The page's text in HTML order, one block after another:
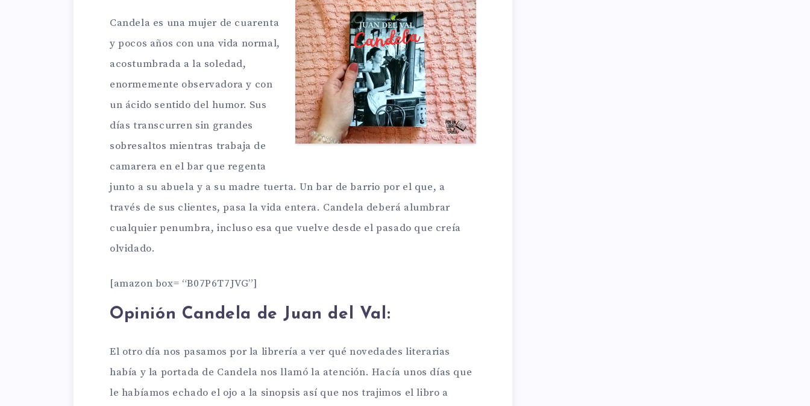
Candela es una mujer de cuarenta
y pocos años con una vida normal,
acostumbrada a la soledad,
enormemente observadora y con
un ácido sentido del humor. Sus
días transcurren sin grandes
sobresaltos mientras trabaja de
camarera en el bar que regenta
junto a su abuela y a su madre tuerta. Un bar de barrio por el que, a
través de sus clientes, pasa la vida entera. Candela deberá alumbrar
cualquier penumbra, incluso esa que vuelve desde el pasado que creía
olvidado.
[amazon box= “B07P6T7JVG”]
Opinión Candela de Juan del Val:
El otro día nos pasamos por la librería a ver qué novedades literarias
había y la portada de Candela nos llamó la atención. Hacía unos días que
le habíamos echado el ojo a la sinopsis así que nos trajimos el libro a